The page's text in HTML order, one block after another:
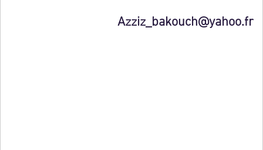
Azziz_bakouch@yahoo.fr